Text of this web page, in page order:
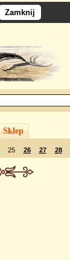
Zamknij
Sklep
25 26 27 28